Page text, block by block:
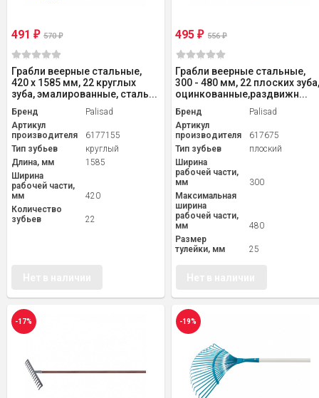
491 ₽ 570₽
Грабли веерные стальные,
420 х 1585 мм, 22 круглых
зуба, эмалированные, сталь...
Бренд
Palisad
Артикул
производителя
6177155
Тип зубьев
круглый
Длина, мм
1585
Ширина
рабочей части,
мм
420
Количество
зубьев
22
495₽ 556₽
Грабли веерные стальные,
300 - 480 мм, 22 плоских
оцинкованные,раздвижн...
Бренд
Palisad
Артикул
производителя
617675
Тип зубьев
плоский
Ширина
рабочей части,
мм
300
Максимальная
ширина
рабочей части,
мм
480
Размер
тулейки, мм
25
-17% -19%